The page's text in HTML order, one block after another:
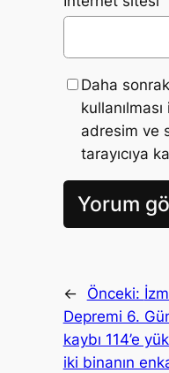
Daha
adresim ve
tarayıcıya
← Önceki:
Depremi 6.
kaybı 114’e
iki binanın